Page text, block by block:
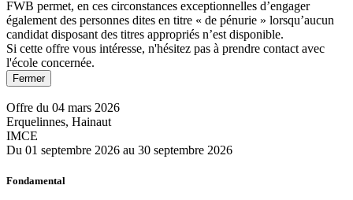
FWB permet, en ces circonstances exceptionnelles d’engager
également des personnes dites en titre « de pénurie » lorsqu’aucun
candidat disposant des titres appropriés n’est disponible.
Si cette offre vous intéresse, n'hésitez pas à prendre contact avec
l'école concernée.
Fermer
Offre du 04 mars 2026
Erquelinnes, Hainaut
IMCE
Du 01 septembre 2026 au 30 septembre 2026
Fondamental